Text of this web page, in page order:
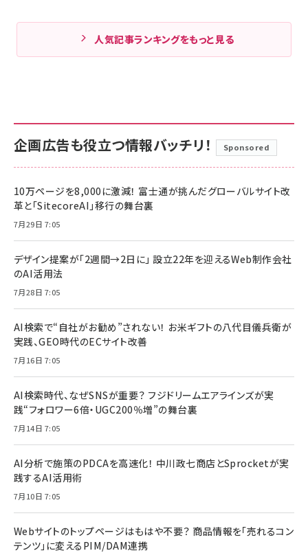
人気記事ランキングをもっと見る
企画広告も役立つ情報バッチリ！ Sponsored
10万ページを8,000に激減！ 富士通が挑んだグローバルサイト改
革と「SitecoreAI」移行の舞台裏
7月29日 7:05
デザイン提案が「2週間→2日に」 設立22年を迎えるWeb制作会社
のAI活用法
7月28日 7:05
AI検索で“自社がお勧め”されない！ お米ギフトの八代目儀兵衛が
実践、GEO時代のECサイト改善
7月16日 7:05
AI検索時代、なぜSNSが重要？ フジドリームエアラインズが実
践“フォロワー6倍・UGC200％増”の舞台裏
7月14日 7:05
AI分析で施策のPDCAを高速化！ 中川政七商店とSprocketが実
践するAI活用術
7月10日 7:05
Webサイトのトップページはもはや不要？ 商品情報を「売れるコン
テンツ」に変えるPIM/DAM連携